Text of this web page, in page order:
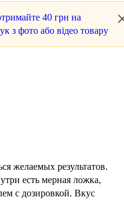
40 грн на
з фото або відео товару
желаемых результатов.
есть мерная ложка,
с дозировкой. Вкус